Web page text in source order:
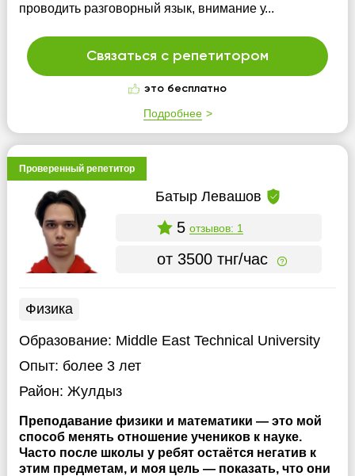
проводить разговорный язык, внимание у...
Связаться с репетитором
это бесплатно
Подробнее
Проверенный репетитор
Батыр Левашов
5 отзывов: 1
от 3500 тнг/час
Физика
Образование: Middle East Technical University
Опыт: более 3 лет
Район: Жулдыз
Преподавание физики и математики — это мой
способ менять отношение учеников к науке.
Часто после школы у ребят остаётся негатив к
этим предметам, и моя цель — показать, что они